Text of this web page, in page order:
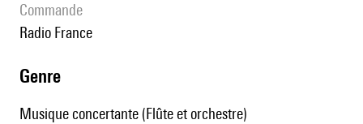
Commande
Radio France
genre
Musique concertante (Flûte et orchestre)